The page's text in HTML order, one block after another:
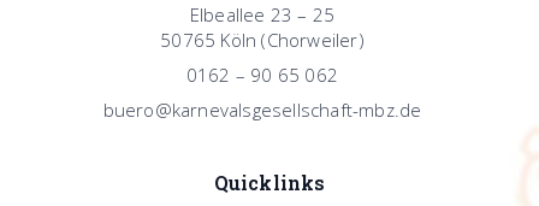
Elbeallee 23 – 25
50765 Köln (Chorweiler)
0162 – 90 65 062
buero@karnevalsgesellschaft-mbz.de
Quicklinks